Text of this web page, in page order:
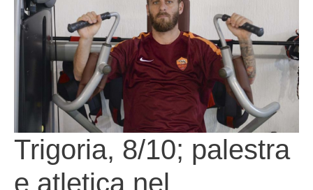
Trigoria, 8/10; palestra
e atletica nel